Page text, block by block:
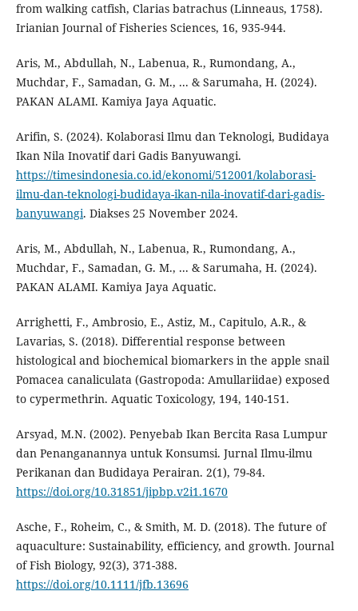
from walking catfish, Clarias batrachus (Linneaus, 1758).
Irianian Journal of Fisheries Sciences, 16, 935-944.
Aris, M., Abdullah, N., Labenua, R., Rumondang, A.,
Muchdar, F., Samadan, G. M., ... & Sarumaha, H. (2024).
PAKAN ALAMI. Kamiya Jaya Aquatic.
Arifin, S. (2024). Kolaborasi Ilmu dan Teknologi, Budidaya
Ikan Nila Inovatif dari Gadis Banyuwangi.
https://timesindonesia.co.id/ekonomi/512001/kolaborasi-
ilmu-dan-teknologi-budidaya-ikan-nila-inovatif-dari-gadis-
banyuwangi. Diakses 25 November 2024.
Aris, M., Abdullah, N., Labenua, R., Rumondang, A.,
Muchdar, F., Samadan, G. M., ... & Sarumaha, H. (2024).
PAKAN ALAMI. Kamiya Jaya Aquatic.
Arrighetti, F., Ambrosio, E., Astiz, M., Capitulo, A.R., &
Lavarias, S. (2018). Differential response between
histological and biochemical biomarkers in the apple snail
Pomacea canaliculata (Gastropoda: Amullariidae) exposed
to cypermethrin. Aquatic Toxicology, 194, 140-151.
Arsyad, M.N. (2002). Penyebab Ikan Bercita Rasa Lumpur
dan Penanganannya untuk Konsumsi. Jurnal Ilmu-ilmu
Perikanan dan Budidaya Perairan. 2(1), 79-84.
https://doi.org/10.31851/jipbp.v2i1.1670
Asche, F., Roheim, C., & Smith, M. D. (2018). The future of
aquaculture: Sustainability, efficiency, and growth. Journal
of Fish Biology, 92(3), 371-388.
https://doi.org/10.1111/jfb.13696